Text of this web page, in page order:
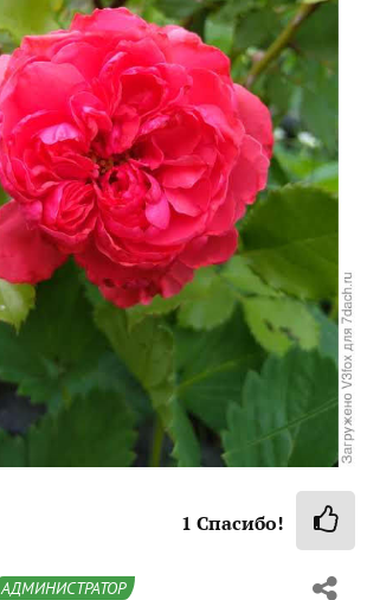
1 Спасибо!
АДМИНИСТРАТОР